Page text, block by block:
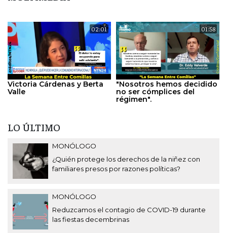
02:01
Victoria Cárdenas y Berta
Valle
01:58
"Nosotros hemos decidido
no ser cómplices del
régimen".
LO ÚLTIMO
MONÓLOGO
¿Quién protege los derechos de la niñez con
familiares presos por razones políticas?
MONÓLOGO
Reduzcamos el contagio de COVID-19 durante
las fiestas decembrinas